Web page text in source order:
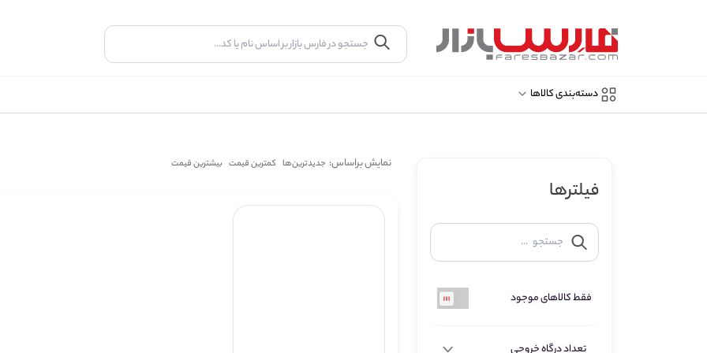
دسته‌بندی کالاها
فیلترها
فقط کالاهای موجود
تعداد درگاه خروجی
نمایش براساس: جدیدترین‌ها کمترین قیمت بیشترین قیمت